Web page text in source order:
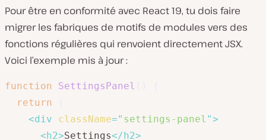
Pour être en conformité avec React 19, tu dois faire
migrer les fabriques de motifs de modules vers des
fonctions régulières qui renvoient directement JSX.
Voici l’exemple mis à jour :
function SettingsPanel
return
<div className=" settings-panel ">
<h2>Settings</h2>